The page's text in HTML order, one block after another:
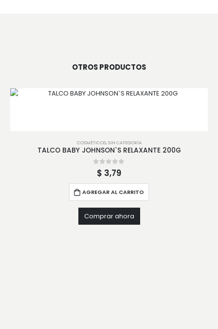
OTROS PRODUCTOS
COSMÉTICOS,SIN CATEGORÍA
TALCO BABY JOHNSON`S RELAXANTE 200G
out of 5
$ 3,79
AGREGAR AL CARRITO
Comprar ahora